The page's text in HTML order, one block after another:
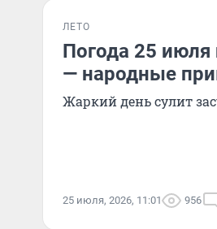
ЛЕТО
Погода 25 июля
— народные
Жаркий день сулит
25 июля, 2026, 11:01 956